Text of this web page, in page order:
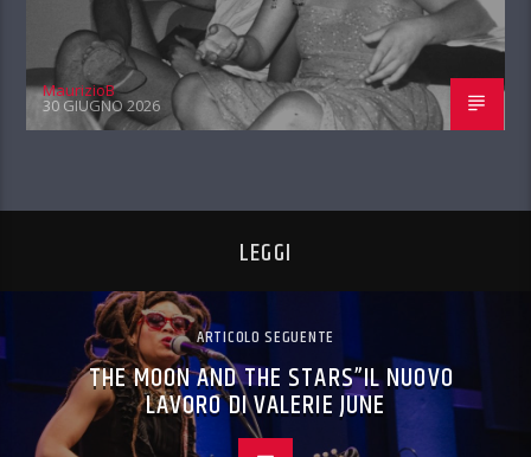
MaurizioB
30 GIUGNO 2026
LEGGI
ARTICOLO SEGUENTE
THE MOON AND THE STARS”IL NUOVO
LAVORO DI VALERIE JUNE